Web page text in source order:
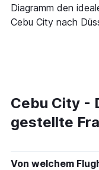
Diagramm den
Cebu City nach
Cebu City -
gestellte
Von welchem